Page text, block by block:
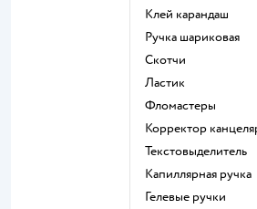
Клей карандаш
Ручка шариковая
Скотчи
Ластик
Фломастеры
Корректор
Текстовыделитель
Капиллярная ручка
Гелевые ручки